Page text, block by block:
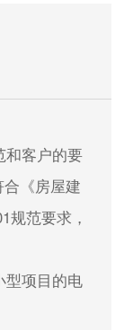
计能力、
和客户的要
《房屋建
规范要求，
型项目的电